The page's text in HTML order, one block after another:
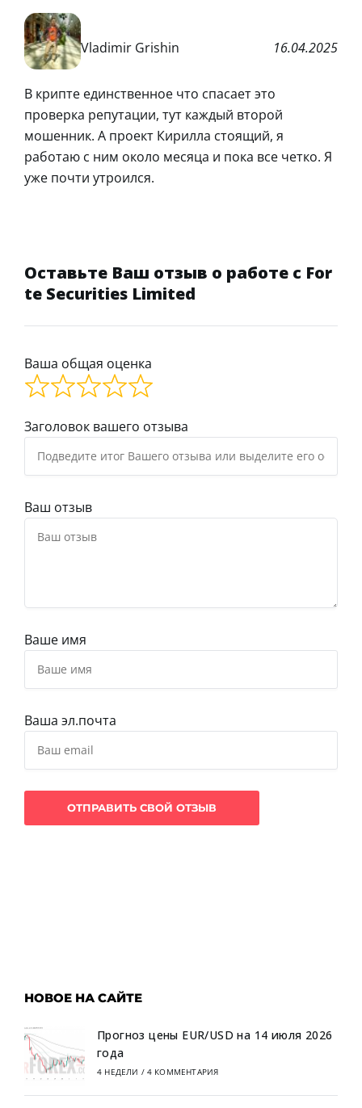
Vladimir Grishin 16.04.2025
В крипте единственное что спасает это
проверка репутации, тут каждый второй
мошенник. А проект Кирилла стоящий, я
работаю с ним около месяца и пока все четко. Я
уже почти утроился.
Оставьте Ваш отзыв о работе с For
te Securities Limited
Ваша общая оценка
Заголовок вашего отзыва
Ваш отзыв
Ваше имя
Ваша эл.почта
НОВОЕ НА САЙТЕ
Прогноз цены EUR/USD на 14 июля 2026
года
4 НЕДЕЛИ / 4 КОММЕНТАРИЯ